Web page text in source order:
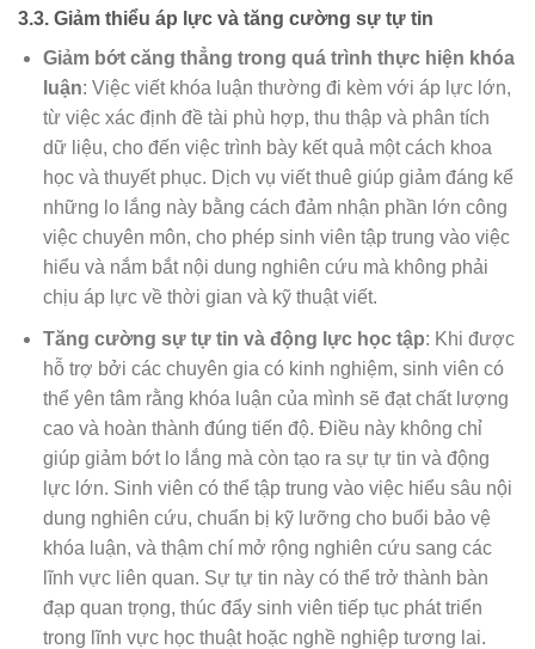
3.3. Giảm thiểu áp lực và tăng cường sự tự tin
Giảm bớt căng thẳng trong quá trình thực hiện khóa
luận: Việc viết khóa luận thường đi kèm với áp lực lớn,
từ việc xác định đề tài phù hợp, thu thập và phân tích
dữ liệu, cho đến việc trình bày kết quả một cách khoa
học và thuyết phục. Dịch vụ viết thuê giúp giảm đáng kể
những lo lắng này bằng cách đảm nhận phần lớn công
việc chuyên môn, cho phép sinh viên tập trung vào việc
hiểu và nắm bắt nội dung nghiên cứu mà không phải
chịu áp lực về thời gian và kỹ thuật viết.
Tăng cường sự tự tin và động lực học tập: Khi được
hỗ trợ bởi các chuyên gia có kinh nghiệm, sinh viên có
thể yên tâm rằng khóa luận của mình sẽ đạt chất lượng
cao và hoàn thành đúng tiến độ. Điều này không chỉ
giúp giảm bớt lo lắng mà còn tạo ra sự tự tin và động
lực lớn. Sinh viên có thể tập trung vào việc hiểu sâu nội
dung nghiên cứu, chuẩn bị kỹ lưỡng cho buổi bảo vệ
khóa luận, và thậm chí mở rộng nghiên cứu sang các
lĩnh vực liên quan. Sự tự tin này có thể trở thành bàn
đạp quan trọng, thúc đẩy sinh viên tiếp tục phát triển
trong lĩnh vực học thuật hoặc nghề nghiệp tương lai.